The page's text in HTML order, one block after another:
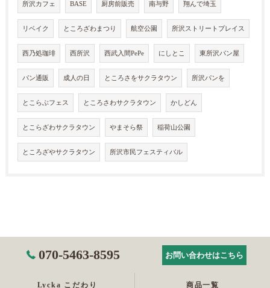
所沢カフェ BASE 厨房前販売 南与野 翔んで埼玉
リベイク ところざわまつり 航空公園 所沢ストリートプレイス
西乃処珈琲 西所沢 西武入間PePe にしとこ 東所沢パン屋
パン通販 成人の日 ところさをサクラタウン 所沢パンを
とこらぶフェス ところさわサクラタウン かしどん
とこらざわサクラタウン やまそら祭 稲荷山公園
ところざやサクラタウン 所沢市民フェスティバル
070-5463-8595 お問い合わせはこちら
Lycka こだわり 商品一覧